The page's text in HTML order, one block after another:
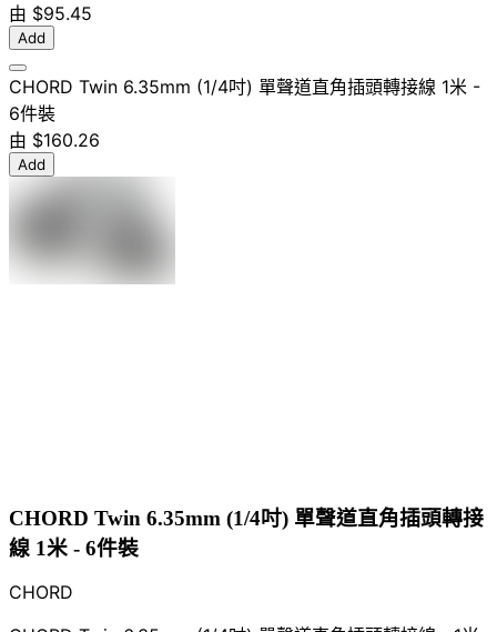
由 $95.45
Add
CHORD Twin 6.35mm (1/4吋) 單聲道直角插頭轉接線 1米 -
6件裝
由 $160.26
Add
CHORD Twin 6.35mm (1/4吋) 單聲道直角插頭轉接
線 1米 - 6件裝
CHORD